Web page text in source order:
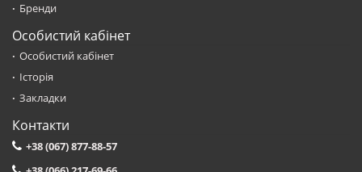
Бренди
Особистий кабінет
Особистий кабінет
Історія
Закладки
Контакти
+38 (067) 877-88-57